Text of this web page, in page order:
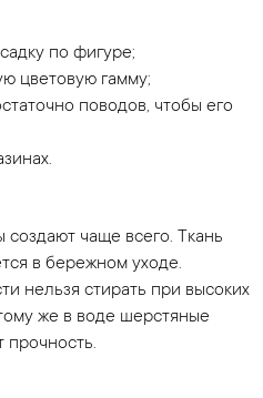
по фигуре;
цветовую гамму;
поводов, чтобы его
создают чаще всего. Ткань
в бережном уходе.
нельзя стирать при высоких
же в воде шерстяные
прочность.